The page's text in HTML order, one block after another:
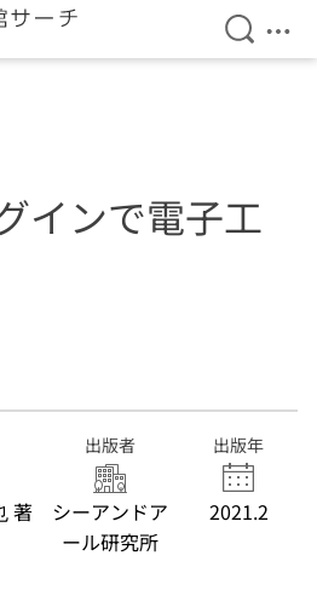
検索を
メ
インで電子工
著
出版者
シーアンドア
ール研究所
出版年
2021.2